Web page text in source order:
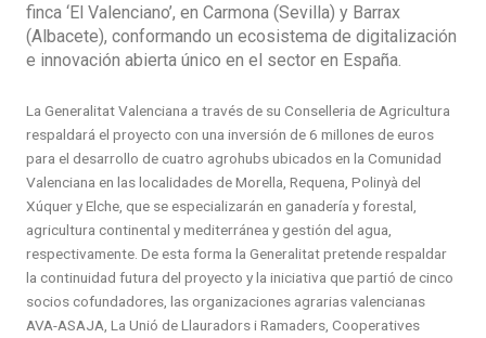
finca ‘El Valenciano’, en Carmona (Sevilla) y Barrax
(Albacete), conformando un ecosistema de digitalización
e innovación abierta único en el sector en España.
La Generalitat Valenciana a través de su Conselleria de Agricultura
respaldará el proyecto con una inversión de 6 millones de euros
para el desarrollo de cuatro agrohubs ubicados en la Comunidad
Valenciana en las localidades de Morella, Requena, Polinyà del
Xúquer y Elche, que se especializarán en ganadería y forestal,
agricultura continental y mediterránea y gestión del agua,
respectivamente. De esta forma la Generalitat pretende respaldar
la continuidad futura del proyecto y la iniciativa que partió de cinco
socios cofundadores, las organizaciones agrarias valencianas
AVA-ASAJA, La Unió de Llauradors i Ramaders, Cooperatives